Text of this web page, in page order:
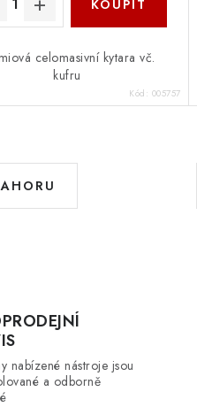
celomasivní kytara vč.
kufru
Kód: 005757
nabízené nástroje jsou
a odborně